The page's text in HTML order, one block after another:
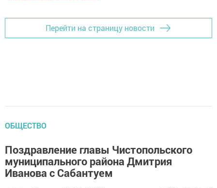
Перейти на страницу новости
ОБЩЕСТВО
Поздравление главы Чистопольского
муниципального района Дмитрия
Иванова с Сабантуем